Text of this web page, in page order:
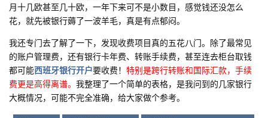
月十几欧甚至几十欧，一年下来可不是小数目，感觉钱还没怎么
花，就先被银行薅了一波羊毛，真是有点郁闷。
我还专门去了解了一下，发现收费项目真的五花八门。除了最常见
的账户管理费，还有银行卡年费、转账手续费，甚至连去柜台取钱
都可能西班牙银行开户要收费！ 特别是跨行转账和国际汇款，手续
费更是高得离谱。 我整理了一个简单的表格，是我问到的几家银行
大概情况，可能不完全准确，给大家做个参考。